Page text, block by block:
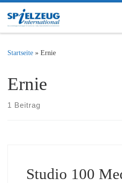
Zum Inhalt springen
Startseite » Ernie
Ernie
1 Beitrag
Studio 100